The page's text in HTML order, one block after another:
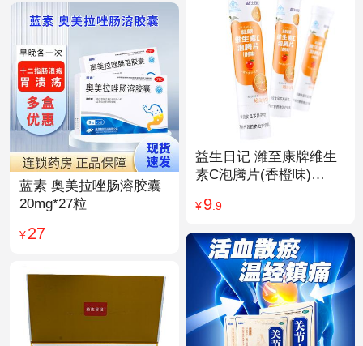
益生日记 潍至康牌维生
素C泡腾片(香橙味)
¥9.9
蓝素 奥美拉唑肠溶胶囊
20mg*27粒
¥27